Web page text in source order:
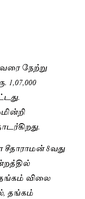
நேற்று
1,07,000
சீதாராமன் 8வது
விலை
தங்கம்